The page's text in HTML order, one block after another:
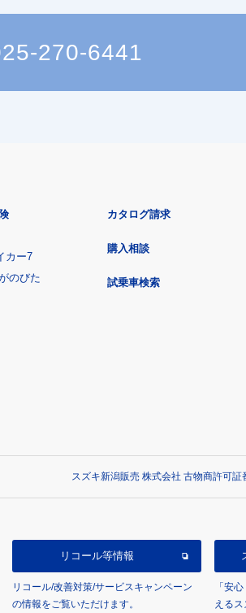
270-6441
カー7
のびた
カタログ請求
購入相談
試乗車検索
スズキ新潟販売 株式会社 古物商許可
リコール等情報
リコール/改善対策/サービスキャンペーン
の情報をご覧いただけます。
「安
える